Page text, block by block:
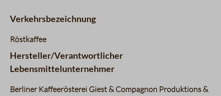
Verkehrsbezeichnung
Röstkaffee
Hersteller/Verantwortlicher
Lebensmittelunternehmer
Berliner Kaffeerösterei Giest & Compagnon Produktions &